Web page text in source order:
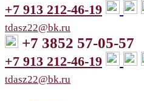
+7 913 212-46-19
tdasz22@bk.ru
+7 3852 57-05-57
+7 913 212-46-19
tdasz22@bk.ru